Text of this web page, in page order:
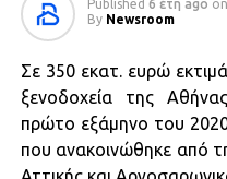
Published 6 έτη ago on
By Newsroom
Σε 350 εκατ. ευρώ
ξενοδοχεία της
πρώτο εξάμηνο του
που ανακοινώθηκε από